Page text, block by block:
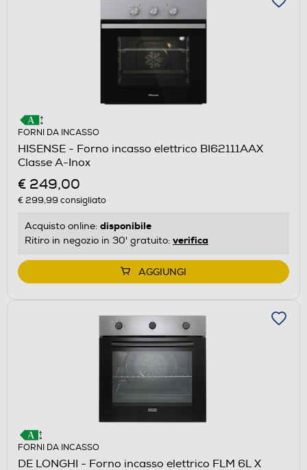
FORNI DA INCASSO
HISENSE - Forno incasso elettrico BI62111AAX
Classe A-Inox
€ 249,00
€ 299,99 consigliato
Acquisto online: disponibile
Ritiro in negozio in 30' gratuito: verifica
AGGIUNGI
FORNI DA INCASSO
DE LONGHI - Forno incasso elettrico FLM 6L X